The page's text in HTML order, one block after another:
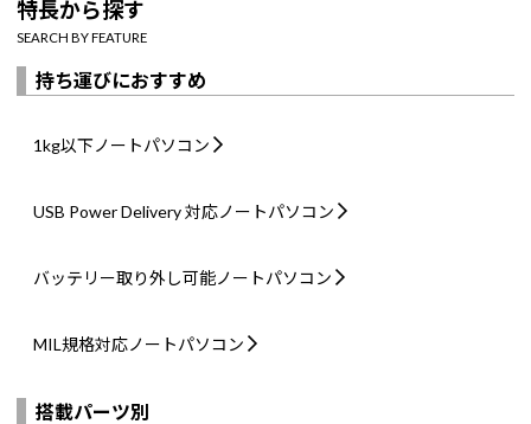
特長から探す
SEARCH BY FEATURE
持ち運びにおすすめ
1kg以下 ノートパソコン
USB Power Delivery 対応ノートパソコン
バッテリー取り外し可能ノートパソコン
MIL規格対応ノートパソコン
搭載パーツ別